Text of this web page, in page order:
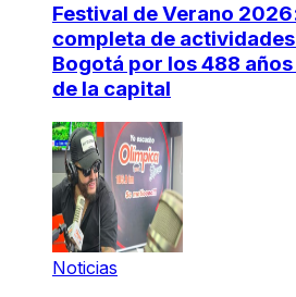
Festival de Verano
completa de
Bogotá por los 488
de la capital
Noticias